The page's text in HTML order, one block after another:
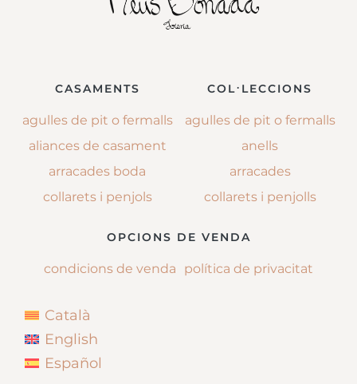
CASAMENTS
agulles de pit o fermalls
aliances de casament
arracades boda
collarets i penjols
COL·LECCIONS
agulles de pit o fermalls
anells
arracades
collarets i penjolls
OPCIONS DE VENDA
condicions de venda política de privacitat
Català
English
Español